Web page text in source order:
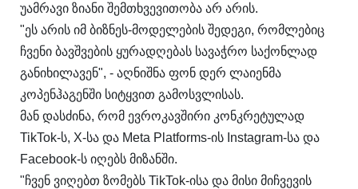
უამრავი ზიანი შემთხვევითობა არ არის.
"ეს არის იმ ბიზნეს-მოდელების შედეგი, რომლებიც
ჩვენი ბავშვების ყურადღებას სავაჭრო საქონლად
განიხილავენ", - აღნიშნა ფონ დერ ლაიენმა
კოპენჰაგენში სიტყვით გამოსვლისას.
მან დასძინა, რომ ევროკავშირი კონკრეტულად
TikTok-ს, X-სა და Meta Platforms-ის Instagram-სა და
Facebook-ს იღებს მიზანში.
"ჩვენ ვიღებთ ზომებს TikTok-ისა და მისი მიჩვევის